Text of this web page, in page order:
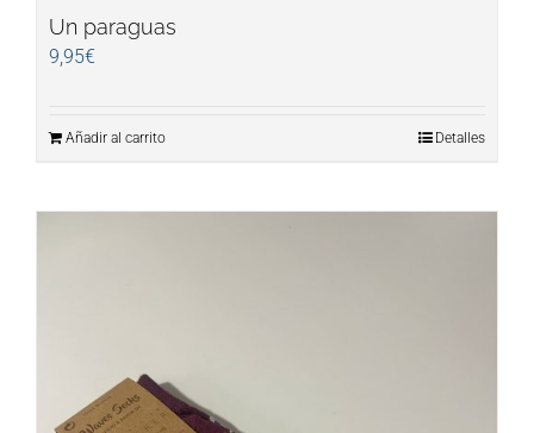
Un paraguas
9,95€
Añadir al carrito Detalles